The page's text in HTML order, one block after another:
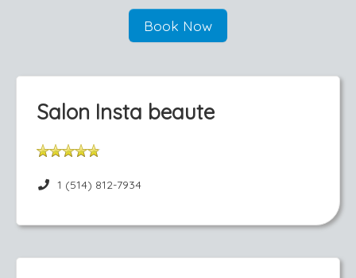
Book Now
Salon Insta beaute
1 (514) 812-7934